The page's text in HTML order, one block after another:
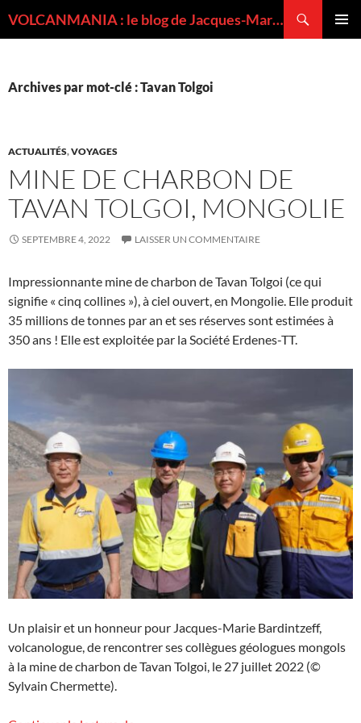
VOLCANMANIA : le blog de Jacques-Marie BARDINTZEFF, volcanologue
Archives par mot-clé : Tavan Tolgoi
ACTUALITÉS,VOYAGES
MINE DE CHARBON DE
TAVAN TOLGOI, MONGOLIE
SEPTEMBRE 4, 2022 LAISSER UN COMMENTAIRE
Impressionnante mine de charbon de Tavan Tolgoi (ce qui
signifie « cinq collines »), à ciel ouvert, en Mongolie. Elle produit
35 millions de tonnes par an et ses réserves sont estimées à
350 ans ! Elle est exploitée par la Société Erdenes-TT.
Un plaisir et un honneur pour Jacques-Marie Bardintzeff,
volcanologue, de rencontrer ses collègues géologues mongols
à la mine de charbon de Tavan Tolgoi, le 27 juillet 2022 (©
Sylvain Chermette).